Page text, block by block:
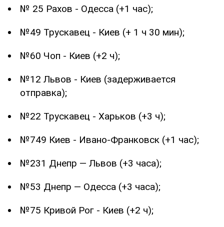
№ 25 Рахов - Одесса (+1 час);
№49 Трускавец - Киев (+ 1 ч 30 мин);
№60 Чоп - Киев (+2 ч);
№12 Львов - Киев (задерживается
отправка);
№22 Трускавец - Харьков (+3 ч);
№749 Киев - Ивано-Франковск (+1 час);
№231 Днепр — Львов (+3 часа);
№53 Днепр — Одесса (+3 часа);
№75 Кривой Рог - Киев (+2 ч);